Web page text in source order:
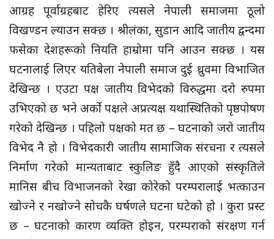
आग्रह पूर्वाग्रहबाट हेरिए त्यसले नेपाली समाजमा ठूलो
विखण्डन ल्याउन सक्छ । श्रीलंका, सुडान आदि जातीय द्वन्दमा
फसेका देशहरूको नियति हाम्रोमा पनि आउन सक्छ । यस
घटनालाई लिएर यतिबेला नेपाली समाज दुई ध्रुवमा विभाजित
देखिन्छ । एउटा पक्ष जातीय विभेदको विरुद्धमा दरो रुपमा
उभिएको छ भने अर्को पक्षले अप्रत्यक्ष यथास्थितिको पृष्ठपोषण
गरेको देखिन्छ । पहिलो पक्षको मत छ – घटनाको जरो जातीय
विभेद नै हो । विभेदकारी जातीय सामाजिक संरचना र त्यसले
निर्माण गरेको मान्यताबाट स्कुलिङ हुँदै आएको संस्कृतिले
मानिस बीच विभाजनको रेखा कोरेको परम्परालाई भत्काउन
खोज्ने र नखोज्ने सोचकै घर्षणले घटना घटेको हो । कुरा प्रस्ट
छ – घटनाको कारण व्यक्ति होइन, परम्पराको संरक्षण गर्न